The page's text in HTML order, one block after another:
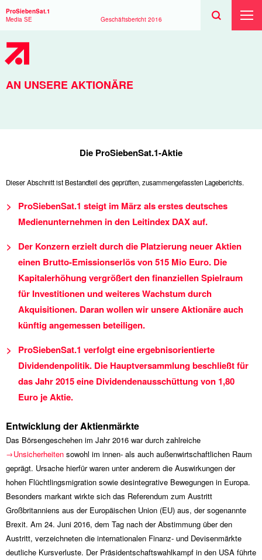
ProSiebenSat.1
Media SE
Geschäftsbericht 2016
Suche
Suche
AN UNSERE AKTIONÄRE
Die ProSiebenSat.1-Aktie
Dieser Abschnitt ist Bestandteil des geprüften, zusammengefassten Lageberichts.
ProSiebenSat.1 steigt im März als erstes deutsches
Medienunternehmen in den Leitindex DAX auf.
Der Konzern erzielt durch die Platzierung neuer Aktien
einen Brutto-Emissionserlös von515 Mio Euro. Die
Kapitalerhöhung vergrößert den finanziellen Spielraum
für Investitionen und weiteres Wachstum durch
Akquisitionen. Daran wollen wir unsere Aktionäre auch
künftig angemessen beteiligen.
ProSiebenSat.1 verfolgt eine ergebnisorientierte
Dividendenpolitik. Die Hauptversammlung beschließt für
das Jahr 2015 eine Dividendenausschüttung von 1,80
Euro je Aktie.
Entwicklung der Aktienmärkte
Das Börsengeschehen im Jahr 2016 war durch zahlreiche
Unsicherheiten sowohl im innen- als auch außenwirtschaftlichen Raum
geprägt. Ursache hierfür waren unter anderem die Auswirkungen der
hohen Flüchtlingsmigration sowie desintegrative Bewegungen in Europa.
Besonders markant wirkte sich das Referendum zum Austritt
Großbritanniens aus der Europäischen Union (EU) aus, der sogenannte
Brexit. Am 24. Juni 2016, dem Tag nach der Abstimmung über den
Austritt, verzeichneten die internationalen Finanz- und Devisenmärkte
deutliche Kursverluste. Der Präsidentschaftswahlkampf in den USA führte